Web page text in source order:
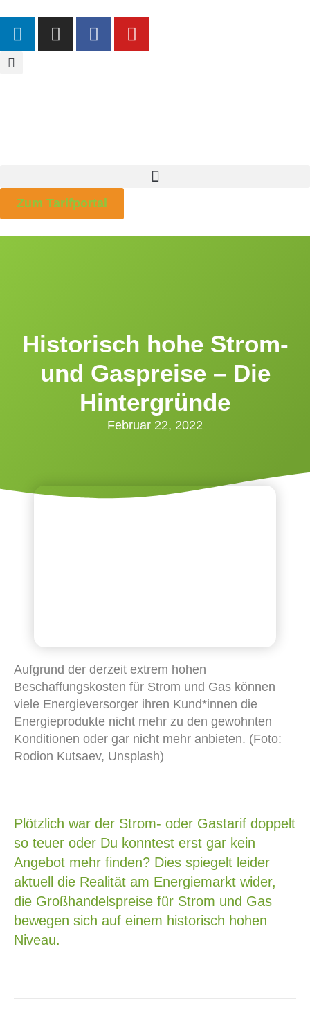
Zum Tarifportal
Historisch hohe Strom-
und Gaspreise – Die
Hintergründe
Februar 22, 2022
Aufgrund der derzeit extrem hohen
Beschaffungskosten für Strom und Gas können
viele Energieversorger ihren Kund*innen die
Energieprodukte nicht mehr zu den gewohnten
Konditionen oder gar nicht mehr anbieten. (Foto:
Rodion Kutsaev, Unsplash)
Plötzlich war der Strom- oder Gastarif doppelt
so teuer oder Du konntest erst gar kein
Angebot mehr finden? Dies spiegelt leider
aktuell die Realität am Energiemarkt wider,
die Großhandelspreise für Strom und Gas
bewegen sich auf einem historisch hohen
Niveau.